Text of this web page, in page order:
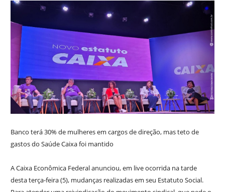
Banco terá 30% de mulheres em cargos de direção, mas teto de
gastos do Saúde Caixa foi mantido
A Caixa Econômica Federal anunciou, em live ocorrida na tarde
desta terça-feira (5), mudanças realizadas em seu Estatuto Social.